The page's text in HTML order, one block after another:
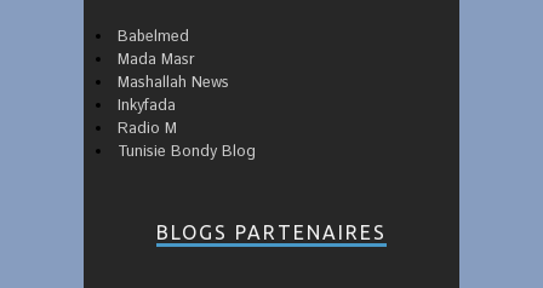
Babelmed
Mada Masr
Mashallah News
Inkyfada
Radio M
Tunisie Bondy Blog
BLOGS PARTENAIRES